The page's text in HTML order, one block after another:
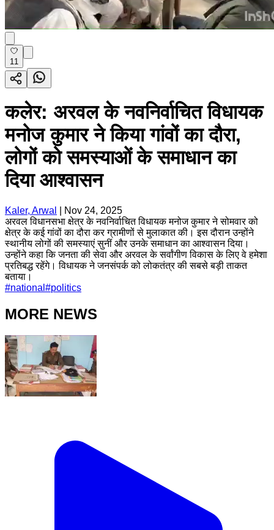
11
कलेर: अरवल के नवनिर्वाचित विधायक
मनोज कुमार ने किया गांवों का दौरा,
लोगों को समस्याओं के समाधान का
दिया आश्वासन
Kaler, Arwal
Nov 24, 2025
अरवल विधानसभा क्षेत्र के नवनिर्वाचित विधायक मनोज कुमार ने सोमवार को
क्षेत्र के कई गांवों का दौरा कर ग्रामीणों से मुलाकात की। इस दौरान उन्होंने
स्थानीय लोगों की समस्याएं सुनीं और उनके समाधान का आश्वासन दिया।
उन्होंने कहा कि जनता की सेवा और अरवल के सर्वांगीण विकास के लिए वे हमेशा
प्रतिबद्ध रहेंगे। विधायक ने जनसंपर्क को लोकतंत्र की सबसे बड़ी ताकत
बताया।
#national #politics
MORE NEWS